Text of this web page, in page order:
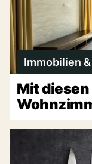
Immobilien
Mit